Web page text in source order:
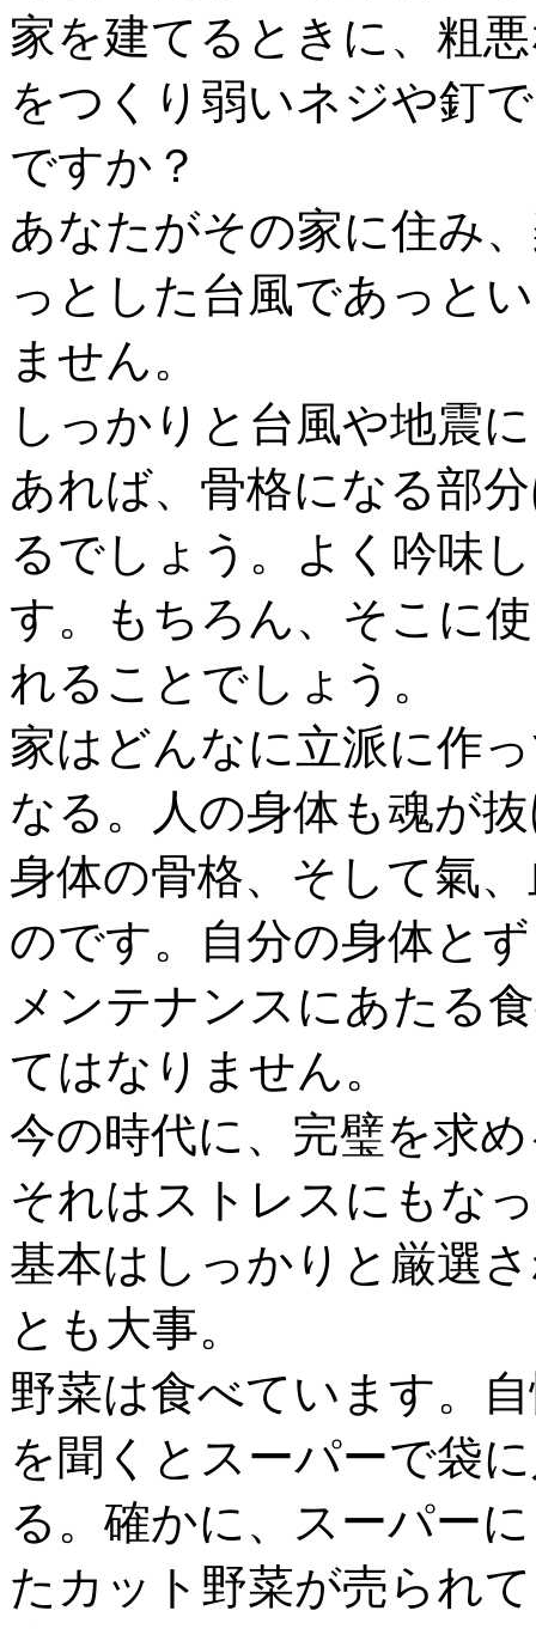
家を建てるときに、粗
をつくり弱いネジや釘
ですか？
あなたがその家に住み
っとした台風であっと
ません。
しっかりと台風や地震
あれば、骨格になる部
るでしょう。よく吟味
す。もちろん、そこに
れることでしょう。
家はどんなに立派に作
なる。人の身体も魂が
身体の骨格、そして氣
のです。自分の身体と
メンテナンスにあたる
てはなりません。
今の時代に、完璧を求
それはストレスにもな
基本はしっかりと厳選
とも大事。
野菜は食べています。
を聞くとスーパーで袋
る。確かに、スーパー
たカット野菜が売られ